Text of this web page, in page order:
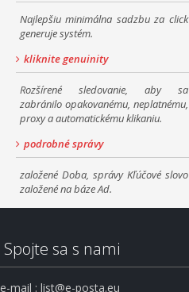
Najlepšiu minimálna sadzbu za click
generuje systém.
kliknite genuinity
Rozšírené sledovanie, aby sa
zabránilo opakovanému, neplatnému,
proxy a automatickému klikaniu.
podrobné správy
založené Doba, správy Kľúčové slovo
založené na báze Ad.
Spojte sa s nami
e-mail : list@e-posta.eu